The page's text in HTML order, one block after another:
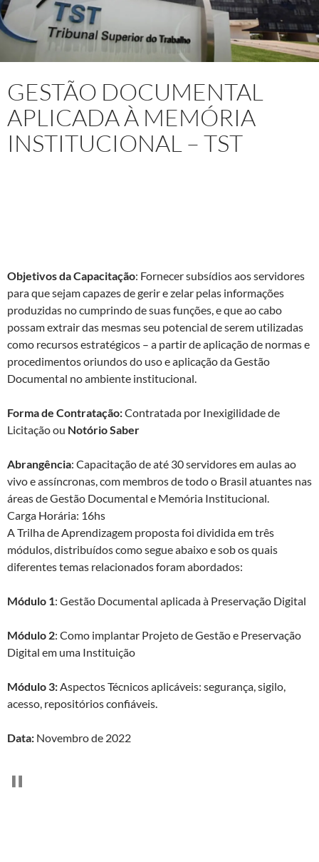
GESTÃO DOCUMENTAL
APLICADA À MEMÓRIA
INSTITUCIONAL – TST
Objetivos da Capacitação: Fornecer subsídios aos servidores
para que sejam capazes de gerir e zelar pelas informações
produzidas no cumprindo de suas funções, e que ao cabo
possam extrair das mesmas seu potencial de serem utilizadas
como recursos estratégicos – a partir de aplicação de normas e
procedimentos oriundos do uso e aplicação da Gestão
Documental no ambiente institucional.
Forma de Contratação:Contratada por Inexigilidade de
Licitação ou Notório Saber
Abrangência: Capacitação de até 30 servidores em aulas ao
vivo e assíncronas, com membros de todo o Brasil atuantes nas
áreas de Gestão Documental e Memória Institucional.
Carga Horária: 16hs
A Trilha de Aprendizagem proposta foi dividida em três
módulos, distribuídos como segue abaixo e sob os quais
diferentes temas relacionados foram abordados:
Módulo 1: Gestão Documental aplicada à Preservação Digital
Módulo 2: Como implantar Projeto de Gestão e Preservação
Digital em uma Instituição
Módulo 3: Aspectos Técnicos aplicáveis: segurança, sigilo,
acesso, repositórios confiáveis.
Data: Novembro de 2022